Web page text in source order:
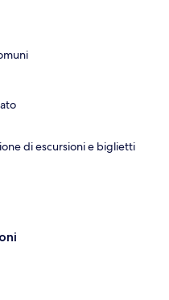
di escursioni e biglietti